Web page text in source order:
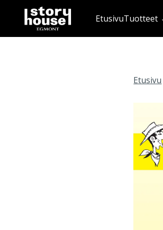
EtusivuTuotteet
Etusivu